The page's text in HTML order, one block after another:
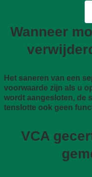
Wanneer
Het saneren van een
voorwaarde zijn als u
wordt aangesloten, de
tenslotte ook geen
VCA